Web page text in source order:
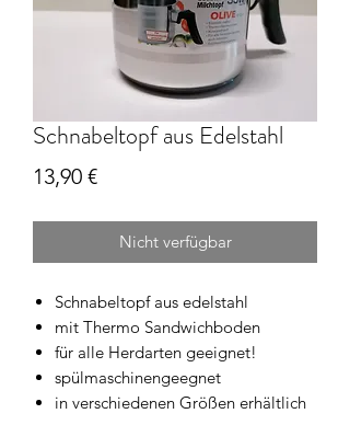
Schnabeltopf aus Edelstahl
13,90 €Preis
Nicht verfügbar
Schnabeltopf aus edelstahl
mit Thermo Sandwichboden
für alle Herdarten geeignet!
spülmaschinengeegnet
in verschiedenen Größen erhältlich